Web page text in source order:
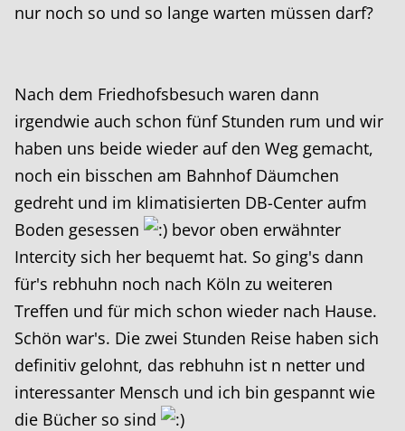
nur noch so und so lange warten müssen darf?
Nach dem Friedhofsbesuch waren dann
irgendwie auch schon fünf Stunden rum und wir
haben uns beide wieder auf den Weg gemacht,
noch ein bisschen am Bahnhof Däumchen
gedreht und im klimatisierten DB-Center aufm
Boden gesessen
bevor oben erwähnter
Intercity sich her bequemt hat. So ging's dann
für's rebhuhn noch nach Köln zu weiteren
Treffen und für mich schon wieder nach Hause.
Schön war's. Die zwei Stunden Reise haben sich
definitiv gelohnt, das rebhuhn ist n netter und
interessanter Mensch und ich bin gespannt wie
die Bücher so sind